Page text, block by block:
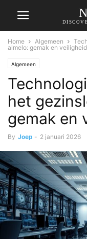
Home Algemeen
almelo: gemak en veiligheid
Algemeen
het
gemak en
By Joep - 2 januari 2026